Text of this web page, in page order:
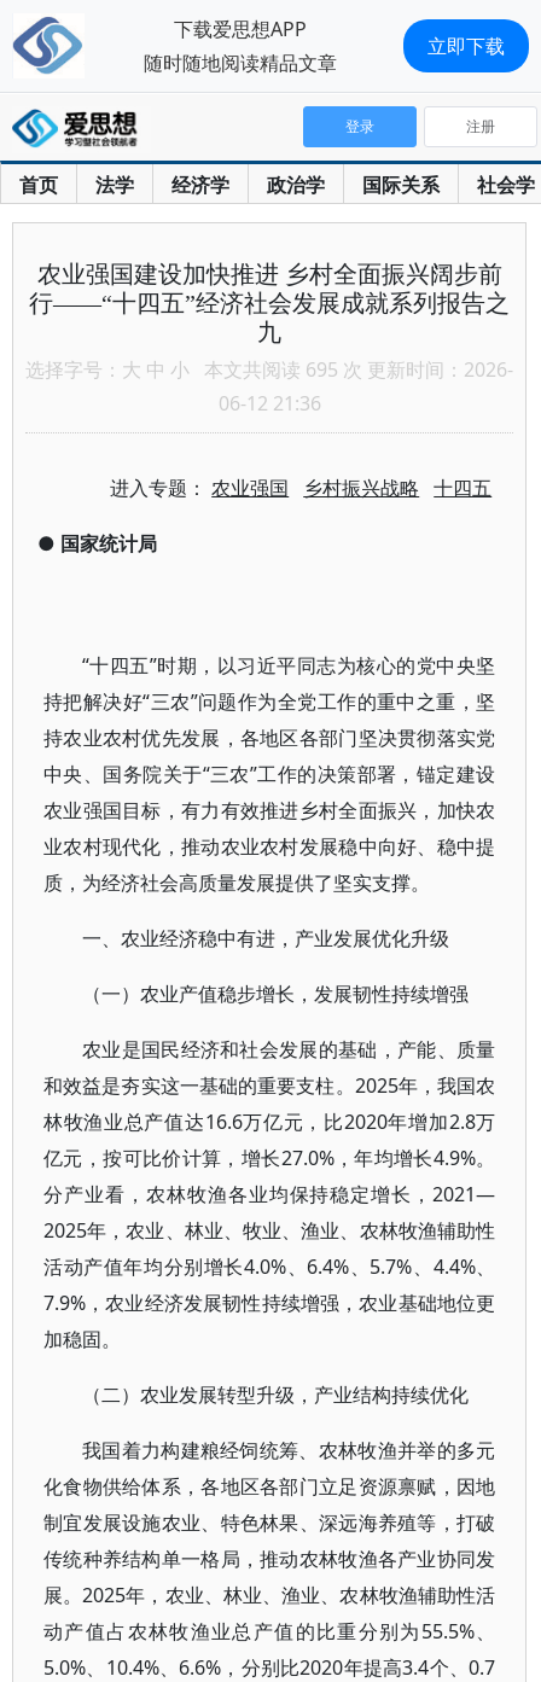
首页 法学 经济学 政治学 国际关系 社会学
登录 注册
农业强国建设加快推进 乡村全面振兴阔步前
行——“十四五”经济社会发展成就系列报告之
九
选择字号： 大 中 小 本文共阅读 695 次 更新时间：2026-
06-12 21:36
进入专题：农业强国 乡村振兴战略 十四五
● 国家统计局
“十四五”时期，以习近平同志为核心的党中央坚
持把解决好“三农”问题作为全党工作的重中之重，坚
持农业农村优先发展，各地区各部门坚决贯彻落实党
中央、国务院关于“三农”工作的决策部署，锚定建设
农业强国目标，有力有效推进乡村全面振兴，加快农
业农村现代化，推动农业农村发展稳中向好、稳中提
质，为经济社会高质量发展提供了坚实支撑。
一、农业经济稳中有进，产业发展优化升级
（一）农业产值稳步增长，发展韧性持续增强
农业是国民经济和社会发展的基础，产能、质量
和效益是夯实这一基础的重要支柱。2025年，我国农
林牧渔业总产值达16.6万亿元，比2020年增加2.8万
亿元，按可比价计算，增长27.0%，年均增长4.9%。
分产业看，农林牧渔各业均保持稳定增长，2021—
2025年，农业、林业、牧业、渔业、农林牧渔辅助性
活动产值年均分别增长4.0%、6.4%、5.7%、4.4%、
7.9%，农业经济发展韧性持续增强，农业基础地位更
加稳固。
（二）农业发展转型升级，产业结构持续优化
我国着力构建粮经饲统筹、农林牧渔并举的多元
化食物供给体系，各地区各部门立足资源禀赋，因地
制宜发展设施农业、特色林果、深远海养殖等，打破
传统种养结构单一格局，推动农林牧渔各产业协同发
展。2025年，农业、林业、渔业、农林牧渔辅助性活
动产值占农林牧渔业总产值的比重分别为55.5%、
5.0%、10.4%、6.6%，分别比2020年提高3.4个、0.7
下载爱思想APP
随时随地阅读精品文章
立即下载